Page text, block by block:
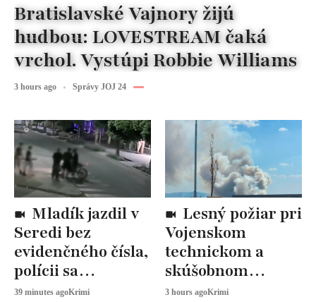
Seredi bez
evidenčného čísla,
polícii sa
vysmieval. Šok
39 minutes agoKrimi
Vojenskom
technickom a
skúšobnom
ústave: Zasahujú
3 hours agoKrimi
Bratislavské Vajnory žijú
hudbou: LOVESTREAM čaká
vrchol. Vystúpi Robbie Williams
3 hours ago Správy JOJ 24